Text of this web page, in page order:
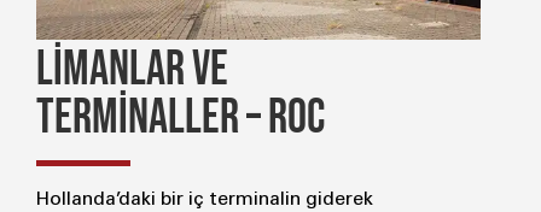
LİMANLAR VE
TERMİNALLER – ROC
Hollanda’daki bir iç terminalin giderek